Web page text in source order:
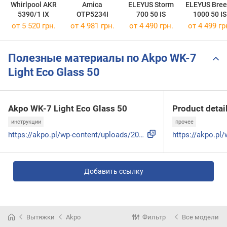
Whirlpool AKR
5390/1 IX
Amica
OTP5234I
ELEYUS Storm
700 50 IS
ELEYUS
1000 50 IS
от 5 520 грн. от 4 981 грн. от 4 490 грн. от 4 499
Полезные материалы по Akpo WK-7
Light Eco Glass 50
Akpo WK-7 Light Eco Glass 50
инструкции
https://akpo.pl/wp-content/uploads/2024/08/Instrukcja-WK-7-...
Product
прочее
Добавить ссылку
Вытяжки Akpo Фильтр Все модели